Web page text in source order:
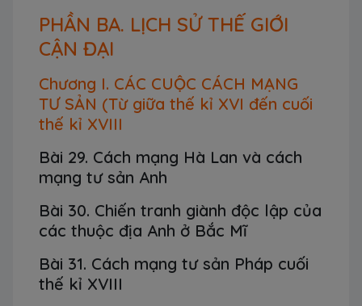
PHẦN BA. LỊCH SỬ THẾ GIỚI
CẬN ĐẠI
Chương I. CÁC CUỘC CÁCH MẠNG
TƯ SẢN (Từ giữa thế kỉ XVI đến cuối
thế kỉ XVIII
Bài 29. Cách mạng Hà Lan và cách
mạng tư sản Anh
Bài 30. Chiến tranh giành độc lập của
các thuộc địa Anh ở Bắc Mĩ
Bài 31. Cách mạng tư sản Pháp cuối
thế kỉ XVIII